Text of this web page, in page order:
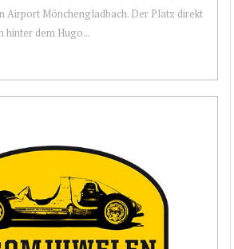
Airport Mönchengladbach. Der Platz direkt
hinter dem Hugo...